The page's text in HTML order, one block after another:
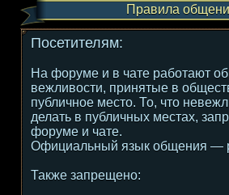
Правила
Посетителям:
На форуме и в чате работают
вежливости, принятые в
публичное место. То, что
делать в публичных местах,
форуме и чате.
Официальный язык общения —
Также запрещено: